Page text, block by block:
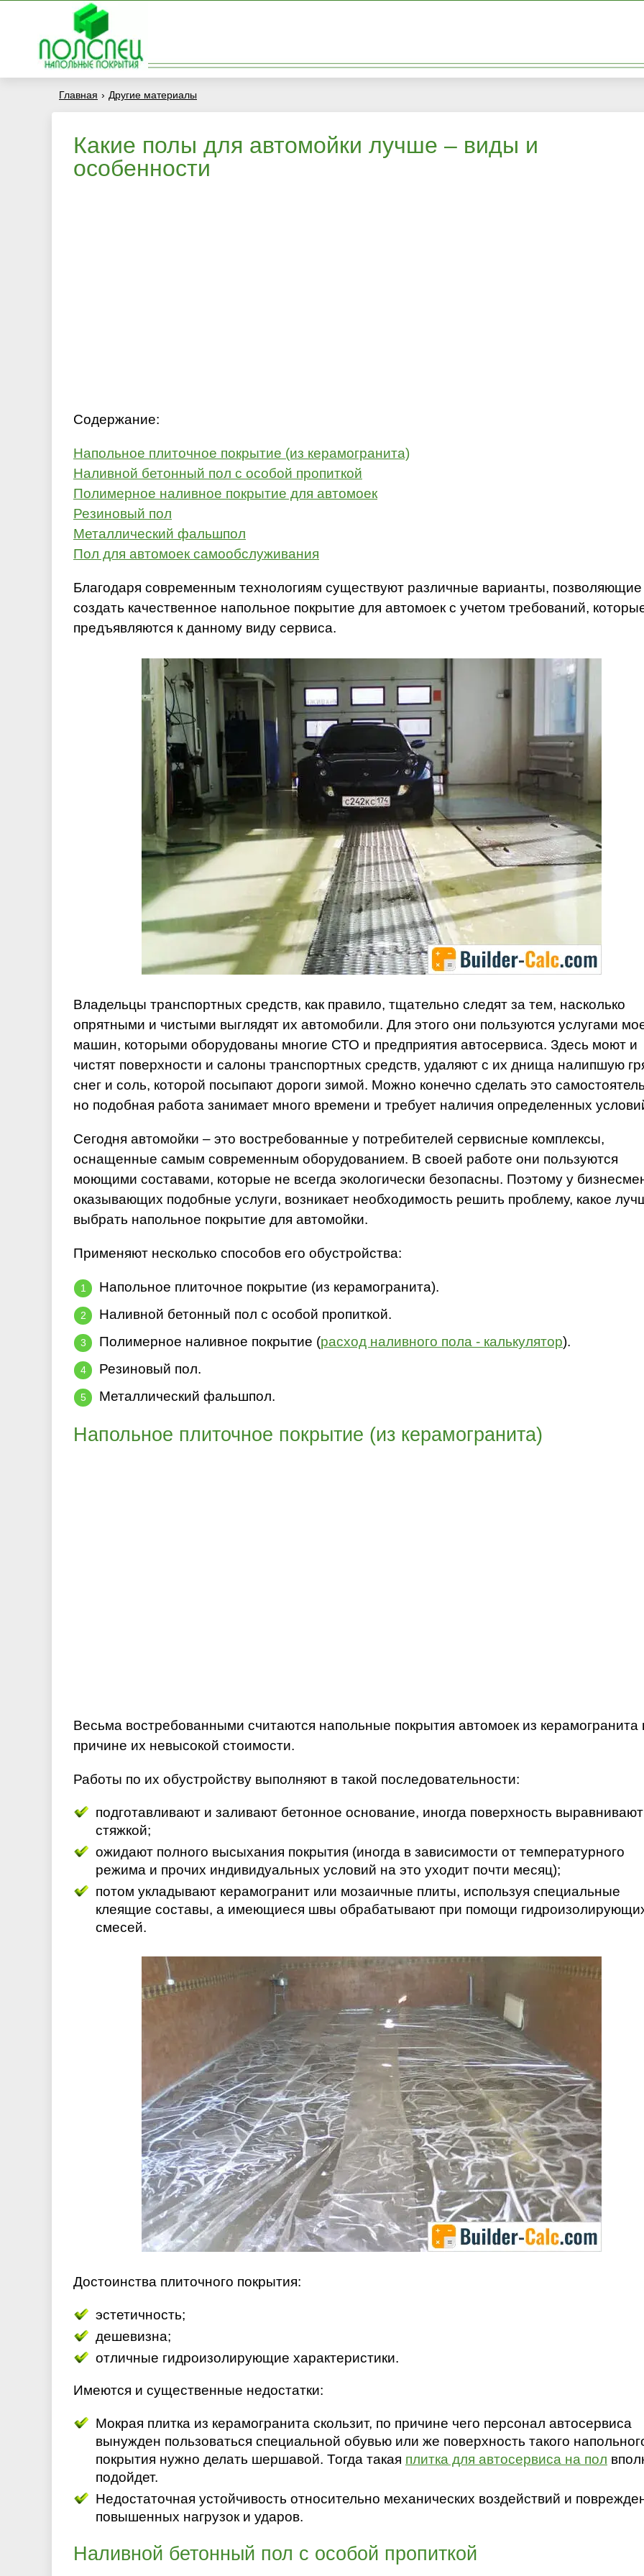
Главная › Другие материалы
Какие полы для автомойки лучше – виды и
особенности
Содержание:
Напольное плиточное покрытие (из керамогранита)
Наливной бетонный пол с особой пропиткой
Полимерное наливное покрытие для автомоек
Резиновый пол
Металлический фальшпол
Пол для автомоек самообслуживания
Благодаря современным технологиям существуют различные варианты, позволяющие
создать качественное напольное покрытие для автомоек с учетом требований,
предъявляются к данному виду сервиса.
Владельцы транспортных средств, как правило, тщательно следят за тем, насколько
опрятными и чистыми выглядят их автомобили. Для этого они пользуются услугами
машин, которыми оборудованы многие СТО и предприятия автосервиса. Здесь моют и
чистят поверхности и салоны транспортных средств, удаляют с их днища налипшую
снег и соль, которой посыпают дороги зимой. Можно конечно сделать это
но подобная работа занимает много времени и требует наличия определенных
Сегодня автомойки – это востребованные у потребителей сервисные комплексы,
оснащенные самым современным оборудованием. В своей работе они пользуются
моющими составами, которые не всегда экологически безопасны. Поэтому у
оказывающих подобные услуги, возникает необходимость решить проблему, какое
выбрать напольное покрытие для автомойки.
Применяют несколько способов его обустройства:
Напольное плиточное покрытие (из керамогранита).
Наливной бетонный пол с особой пропиткой.
Полимерное наливное покрытие (расход наливного пола - калькулятор).
Резиновый пол.
Металлический фальшпол.
Напольное плиточное покрытие (из керамогранита)
Весьма востребованными считаются напольные покрытия автомоек из керамогранита
причине их невысокой стоимости.
Работы по их обустройству выполняют в такой последовательности:
подготавливают и заливают бетонное основание, иногда поверхность выравнивают
стяжкой;
ожидают полного высыхания покрытия (иногда в зависимости от температурного
режима и прочих индивидуальных условий на это уходит почти месяц);
потом укладывают керамогранит или мозаичные плиты, используя специальные
клеящие составы, а имеющиеся швы обрабатывают при помощи
смесей.
Достоинства плиточного покрытия:
эстетичность;
дешевизна;
отличные гидроизолирующие характеристики.
Имеются и существенные недостатки:
Мокрая плитка из керамогранита скользит, по причине чего персонал автосервиса
вынужден пользоваться специальной обувью или же поверхность такого
покрытия нужно делать шершавой. Тогда такая плитка для автосервиса на пол
подойдет.
Недостаточная устойчивость относительно механических воздействий и
повышенных нагрузок и ударов.
Наливной бетонный пол с особой пропиткой